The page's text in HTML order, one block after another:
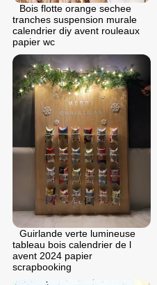
Bois flotte orange sechee
tranches suspension murale
calendrier diy avent rouleaux
papier wc
Guirlande verte lumineuse
tableau bois calendrier de l
avent 2024 papier
scrapbooking